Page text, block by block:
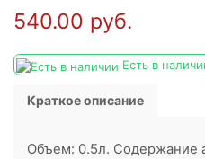
540.00 руб.
Есть в
Краткое описание
Объем: 0.5л. Содержание